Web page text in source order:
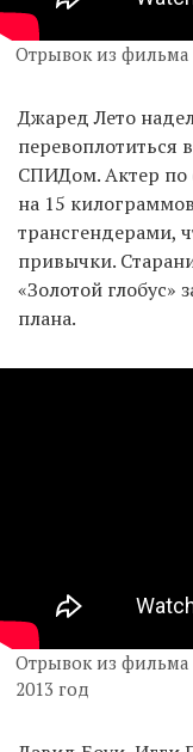
Отрывок из фильма
Джаред Лето
перевоплотиться
СПИДом. Актер по
на 15
трансгендерами,
привычки.
«Золотой глобус»
плана.
Отрывок из фильма
2013 год